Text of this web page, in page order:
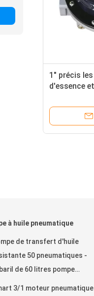
1" précis
d'essence
d'affichage
visage a
à huile pneumatique
de transfert d'huile
50 pneumatiques -
baril de 60 litres pompe
3/1 moteur pneumatique